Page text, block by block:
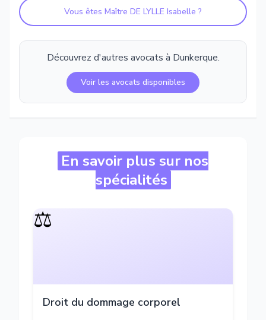
Vous êtes Maître DE LYLLE Isabelle ?
Découvrez d'autres avocats à Dunkerque.
Voir les avocats disponibles
En savoir plus sur nos
spécialités
⚖️
Droit du dommage corporel